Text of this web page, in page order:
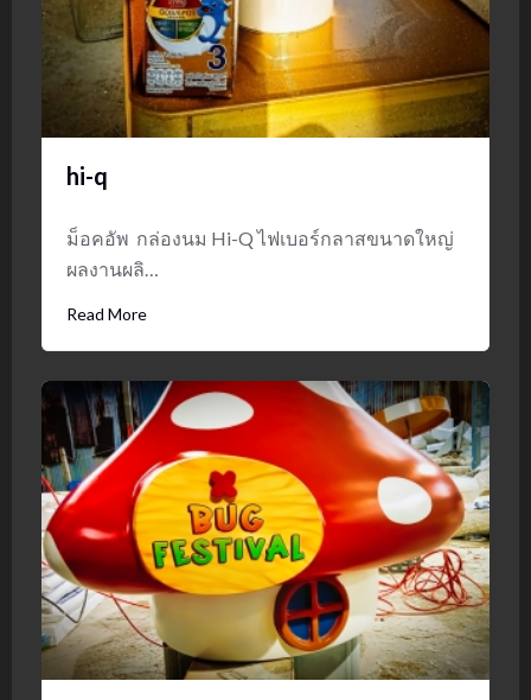
hi-q
ม็อคอัพ กล่องนม Hi-Q ไฟเบอร์กลาสขนาดใหญ่
ผลงานผลิ…
Read More